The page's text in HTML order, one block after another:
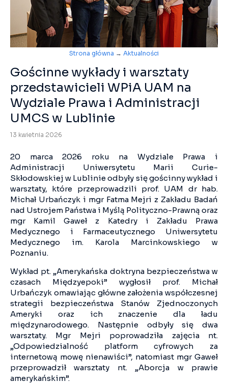
Strona główna → Aktualności
Gościnne wykłady i warsztaty
przedstawicieli WPiA UAM na
Wydziale Prawa i Administracji
UMCS w Lublinie
13 kwietnia 2026
20 marca 2026 roku na Wydziale Prawa i
Administracji Uniwersytetu Marii Curie-
Skłodowskiej w Lublinie odbyły się gościnny wykład i
warsztaty, które przeprowadzili prof. UAM dr hab.
Michał Urbańczyk i mgr Fatma Mejri z Zakładu Badań
nad Ustrojem Państwa i Myślą Polityczno-Prawną oraz
mgr Kamil Gaweł z Katedry i Zakładu Prawa
Medycznego i Farmaceutycznego Uniwersytetu
Medycznego im. Karola Marcinkowskiego w
Poznaniu.
Wykład pt. „Amerykańska doktryna bezpieczeństwa w
czasach Międzyepoki” wygłosił prof. Michał
Urbańczyk omawiając główne założenia współczesnej
strategii bezpieczeństwa Stanów Zjednoczonych
Ameryki oraz ich znaczenie dla ładu
międzynarodowego. Następnie odbyły się dwa
warsztaty. Mgr Mejri poprowadziła zajęcia nt.
„Odpowiedzialność platform cyfrowych za
internetową mowę nienawiści”, natomiast mgr Gaweł
przeprowadził warsztaty nt. „Aborcja w prawie
amerykańskim”.